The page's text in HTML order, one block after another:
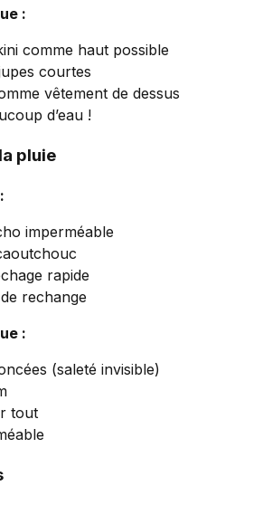
:
comme haut possible
courtes
vêtement de dessus
d’eau !
pluie
imperméable
rapide
rechange
:
(saleté invisible)
tout